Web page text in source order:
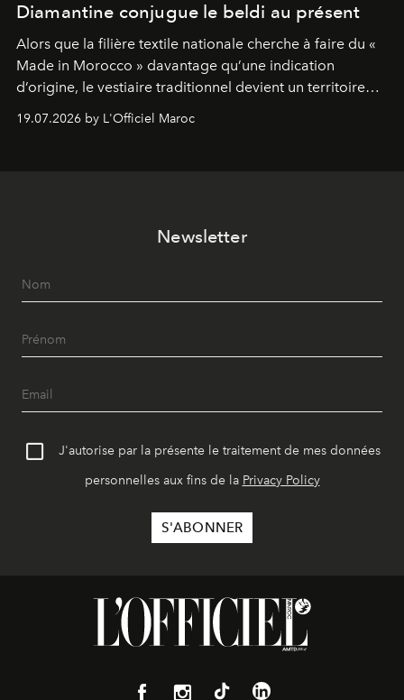
Diamantine conjugue le beldi au présent
Alors que la filière textile nationale cherche à faire du «
Made in Morocco » davantage qu’une indication
d’origine, le vestiaire traditionnel devient un territoire
d’expérimentation. Avec Néo Beldi, Diamantine en
révise les proportions et les usages pour l’inscrire dans
19.07.2026 by L'Officiel Maroc
Newsletter
J'autorise par la présente le traitement de mes données
personnelles aux fins de la Privacy Policy